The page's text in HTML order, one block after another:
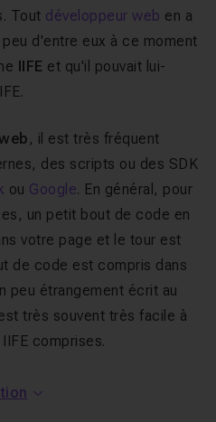
Tout développeur web en a
d'entre eux à ce moment
IIFE et qu'il pouvait lui-
, il est très fréquent
des scripts ou des SDK
ou Google. En général, pour
un petit bout de code en
votre page et le tour est
de code est compris dans
peu étrangement écrit au
très souvent très facile à
comprises.
sur les